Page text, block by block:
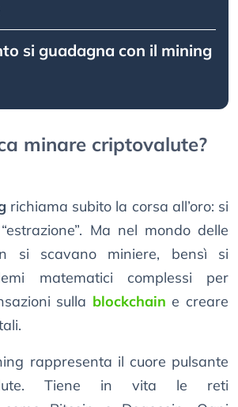
si guadagna con il mining
minare criptovalute?
richiama subito la corsa all’oro: si
Ma nel mondo delle
si scavano miniere, bensì si
matematici complessi per
sulla blockchain e creare
rappresenta il cuore pulsante
Tiene in vita le reti